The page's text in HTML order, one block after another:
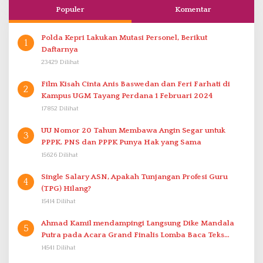
Populer Komentar
1
Polda Kepri Lakukan Mutasi Personel, Berikut
Daftarnya
23429 Dilihat
2
Film Kisah Cinta Anis Baswedan dan Feri Farhati di
Kampus UGM Tayang Perdana 1 Februari 2024
17852 Dilihat
3
UU Nomor 20 Tahun Membawa Angin Segar untuk
PPPK. PNS dan PPPK Punya Hak yang Sama
15626 Dilihat
4
Single Salary ASN, Apakah Tunjangan Profesi Guru
(TPG) Hilang?
15414 Dilihat
5
Ahmad Kamil mendampingi Langsung Dike Mandala
Putra pada Acara Grand Finalis Lomba Baca Teks
Proklamasi Mirip Bung Karno di Bali
14541 Dilihat